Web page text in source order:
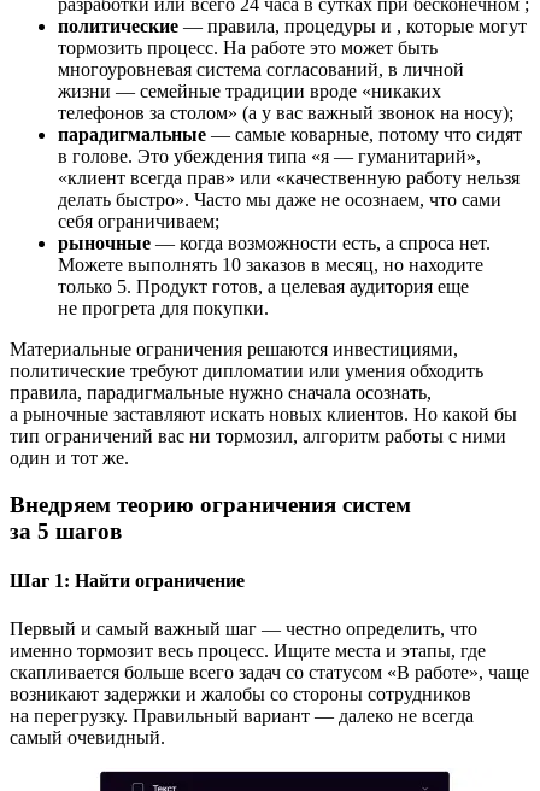
разработки или всего 24 часа в сутках при бесконечном ;
политические — правила, процедуры и , которые могут
тормозить процесс. На работе это может быть
многоуровневая система согласований, в личной
жизни — семейные традиции вроде «никаких
телефонов за столом» (а у вас важный звонок на носу);
парадигмальные — самые коварные, потому что сидят
в голове. Это убеждения типа «я — гуманитарий»,
«клиент всегда прав» или «качественную работу нельзя
делать быстро». Часто мы даже не осознаем, что сами
себя ограничиваем;
рыночные — когда возможности есть, а спроса нет.
Можете выполнять 10 заказов в месяц, но находите
только 5. Продукт готов, а целевая аудитория еще
не прогрета для покупки.
Материальные ограничения решаются инвестициями,
политические требуют дипломатии или умения обходить
правила, парадигмальные нужно сначала осознать,
а рыночные заставляют искать новых клиентов. Но какой бы
тип ограничений вас ни тормозил, алгоритм работы с ними
один и тот же.
Внедряем теорию ограничения систем
за 5 шагов
Шаг 1: Найти ограничение
Первый и самый важный шаг — честно определить, что
именно тормозит весь процесс. Ищите места и этапы, где
скапливается больше всего задач со статусом «В работе», чаще
возникают задержки и жалобы со стороны сотрудников
на перегрузку. Правильный вариант — далеко не всегда
самый очевидный.